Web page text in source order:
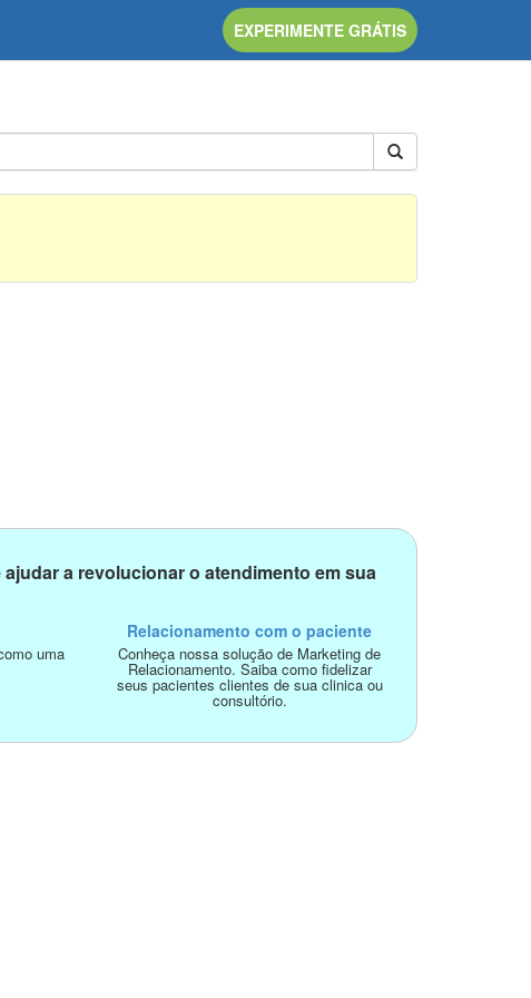
EXPERIMENTE GRÁTIS
a revolucionar o atendimento em sua
uma
Relacionamento com o paciente
Conheça nossa solução de Marketing de
Relacionamento. Saiba como fidelizar
seus pacientes clientes de sua clinica ou
consultório.